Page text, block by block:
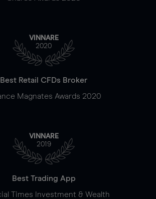
VINNARE
2020
Best Retail CFDs Broker
Magnates Awards 2020
VINNARE
2019
Best Trading App
Times Investment & Wealth